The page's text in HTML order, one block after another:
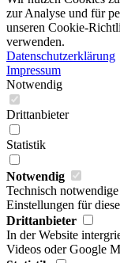
zur Analyse und für
unseren Cookie-
verwenden.
Datenschutzerklärung
Impressum
Notwendig
Drittanbieter
Statistik
Notwendig
Technisch
Einstellungen für
Drittanbieter
In der Website
Videos oder Google